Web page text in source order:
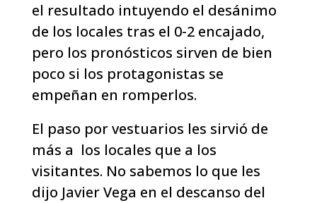
el resultado intuyendo el desánimo
de los locales tras el 0-2 encajado,
pero los pronósticos sirven de bien
poco si los protagonistas se
empeñan en romperlos.
El paso por vestuarios les sirvió de
más a los locales que a los
visitantes. No sabemos lo que les
dijo Javier Vega en el descanso del